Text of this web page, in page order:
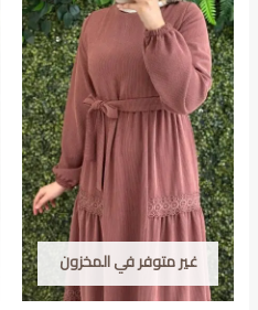
غير متوفر في المخزون